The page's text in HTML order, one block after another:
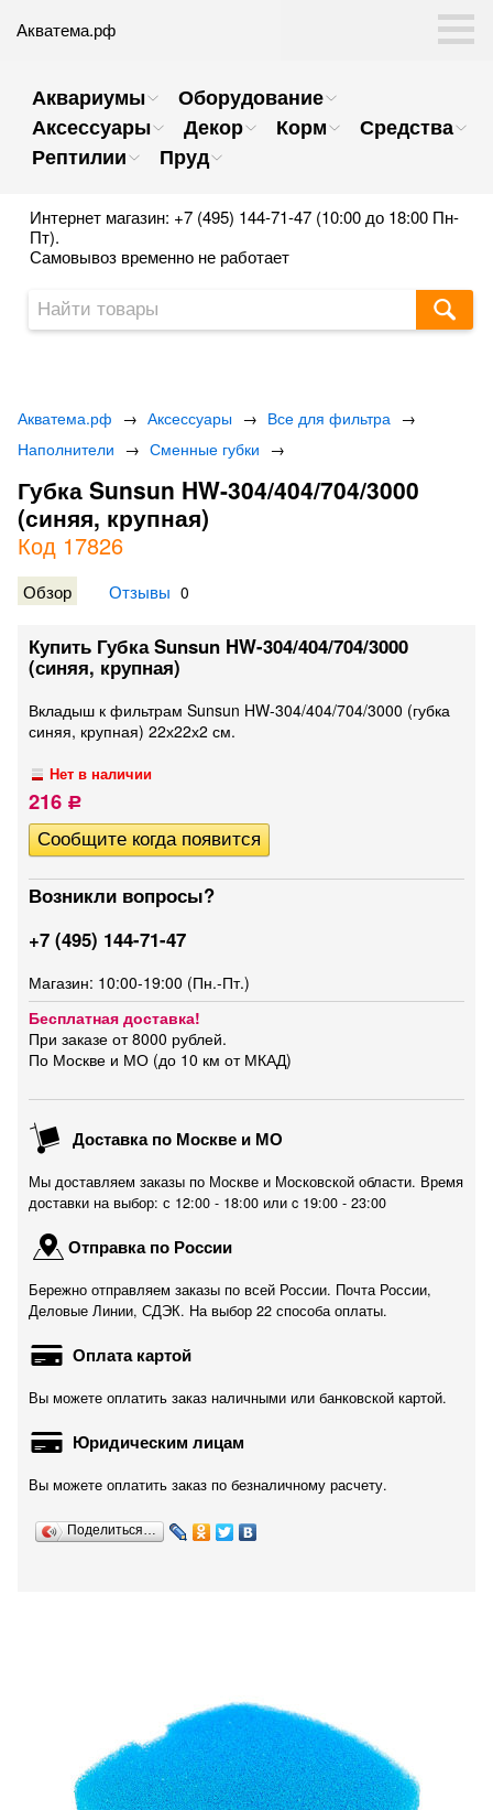
Акватема.рф
Аквариумы
Оборудование
Аксессуары
Декор Корм
Средства
Рептилии
Пруд
Интернет магазин: +7 (495) 144-71-47 (10:00 до 18:00 Пн-
Пт).
Самовывоз временно не работает
Акватема.рф → Аксессуары → Все для фильтра →
Наполнители → Сменные губки →
Губка Sunsun HW-304/404/704/3000
(синяя, крупная)
Код 17826
Обзор Отзывы 0
Купить Губка Sunsun HW-304/404/704/3000
(синяя, крупная)
Вкладыш к фильтрам Sunsun HW-304/404/704/3000 (губка
синяя, крупная) 22х22х2 см.
Нет в наличии
216 Р
Возникли вопросы?
+7 (495) 144-71-47
Магазин: 10:00-19:00 (Пн.-Пт.)
Бесплатная доставка!
При заказе от 8000 рублей.
По Москве и МО (до 10 км от МКАД)
Доставка по Москве и МО
Мы доставляем заказы по Москве и Московской области. Время
доставки на выбор: с 12:00 - 18:00 или c 19:00 - 23:00
Отправка по России
Бережно отправляем заказы по всей России. Почта России,
Деловые Линии, СДЭК. На выбор 22 способа оплаты.
Оплата картой
Вы можете оплатить заказ наличными или банковской картой.
Юридическим лицам
Вы можете оплатить заказ по безналичному расчету.
Поделиться…